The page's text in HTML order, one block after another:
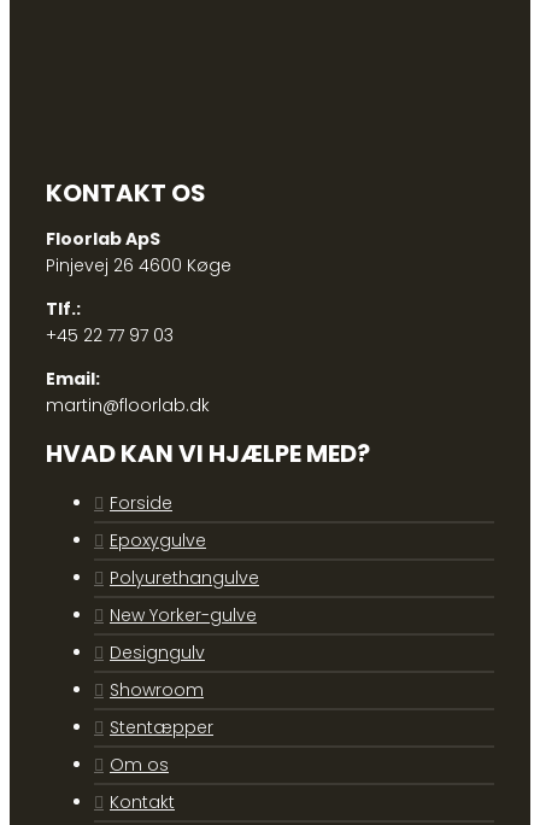
KONTAKT OS
Floorlab ApS
Pinjevej 26 4600 Køge
Tlf.:
+45 22 77 97 03
Email:
martin@floorlab.dk
HVAD KAN VI HJÆLPE MED?
Forside
Epoxygulve
Polyurethangulve
New Yorker-gulve
Designgulv
Showroom
Stentæpper
Om os
Kontakt